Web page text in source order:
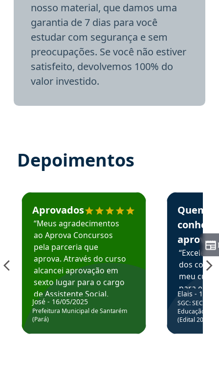
nosso material, que damos uma
garantia de 7 dias para você
estudar com segurança e sem
preocupações. Se você não estiver
satisfeito, devolvemos 100% do
valor investido.
Depoimentos
Estudante José recomenda o Aprova Concursos em
Aprovados
“Meus agradecimentos
ao Aprova Concursos
pela parceria que
aprova. Através do curso
alcancei aprovação em
sexto lugar para o cargo
de Assistente Social.
Hoje estou atuando na
Prefeitura de Santarém.
José - 16/05/2025
Prefeitura Municipal de Santarém
(Pará)
Estudante
Quem
aprova
dos
meu
para
colocar
através
de
Elais - 15/
SGC: SEC BA
Educação
(Edital